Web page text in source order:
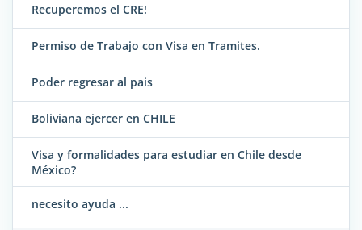
Recuperemos el CRE!
Permiso de Trabajo con Visa en Tramites.
Poder regresar al pais
Boliviana ejercer en CHILE
Visa y formalidades para estudiar en Chile desde
México?
necesito ayuda ...